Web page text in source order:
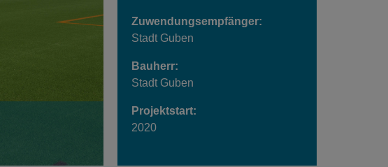
Zuwendungsempfänger:
Stadt Guben
Bauherr:
Stadt Guben
Projektstart:
2020